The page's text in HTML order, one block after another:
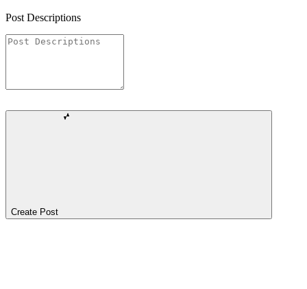
Post Descriptions
Create Post